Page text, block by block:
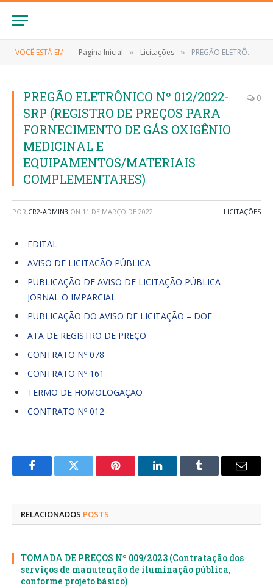
VOCÊ ESTÁ EM: Página Inicial » Licitações » PREGÃO ELETRÔNICO Nº 012/2022-SRP (REGISTRO DE PREÇOS PARA FORNECIMENTO DE GÁS OXIGÊNIO MEDICINAL E EQUIPAMENTOS/MATERIAIS COMPLEMENTARES)
PREGÃO ELETRÔNICO Nº 012/2022-
SRP (REGISTRO DE PREÇOS PARA
FORNECIMENTO DE GÁS OXIGÊNIO
MEDICINAL E
EQUIPAMENTOS/MATERIAIS
COMPLEMENTARES)
0
POR CR2-ADMIN3 ON 11 DE MARÇO DE 2022 LICITAÇÕES
EDITAL
AVISO DE LICITACÃO PÚBLICA
PUBLICAÇÃO DE AVISO DE LICITAÇÃO PÚBLICA –
JORNAL O IMPARCIAL
PUBLICAÇÃO DO AVISO DE LICITAÇÃO – DOE
ATA DE REGISTRO DE PREÇO
CONTRATO Nº 078
CONTRATO Nº 161
TERMO DE HOMOLOGAÇÃO
CONTRATO Nº 012
FacebookTwitter Pinterest LinkedInTumblr
E-
RELACIONADOS POSTS
TOMADA DE PREÇOS Nº 009/2023 (Contratação dos
serviços de manutenção de iluminação pública,
conforme projeto básico)